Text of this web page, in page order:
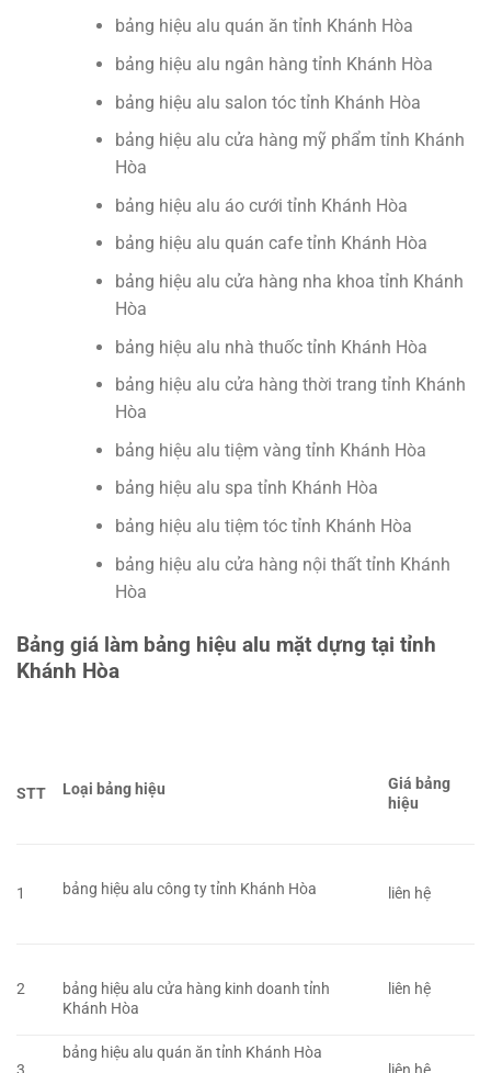
bảng hiệu alu quán ăn tỉnh Khánh Hòa
bảng hiệu alu ngân hàng tỉnh Khánh Hòa
bảng hiệu alu salon tóc tỉnh Khánh Hòa
bảng hiệu alu cửa hàng mỹ phẩm tỉnh Khánh
Hòa
bảng hiệu alu áo cưới tỉnh Khánh Hòa
bảng hiệu alu quán cafe tỉnh Khánh Hòa
bảng hiệu alu cửa hàng nha khoa tỉnh Khánh
Hòa
bảng hiệu alu nhà thuốc tỉnh Khánh Hòa
bảng hiệu alu cửa hàng thời trang tỉnh Khánh
Hòa
bảng hiệu alu tiệm vàng tỉnh Khánh Hòa
bảng hiệu alu spa tỉnh Khánh Hòa
bảng hiệu alu tiệm tóc tỉnh Khánh Hòa
bảng hiệu alu cửa hàng nội thất tỉnh Khánh
Hòa
Bảng giá làm bảng hiệu alu mặt dựng tại tỉnh
Khánh Hòa
STT Loại bảng hiệu
Giá bảng
hiệu
1 bảng hiệu alu công ty tỉnh Khánh Hòa liên hệ
2
bảng hiệu alu cửa hàng kinh doanh tỉnh
Khánh Hòa
liên hệ
bảng hiệu alu quán ăn tỉnh Khánh Hòa